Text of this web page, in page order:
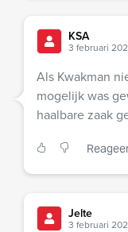
KSA
3 februari
Als Kwakman
mogelijk was
haalbare zaak
Jelte
3 februari